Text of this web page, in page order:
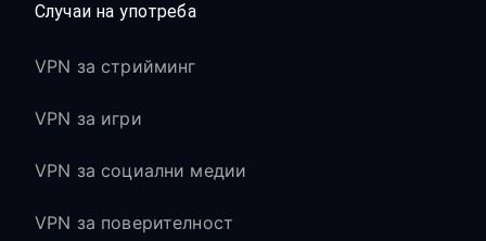
Случаи на употреба
VPN за стрийминг
VPN за игри
VPN за социални медии
VPN за поверителност